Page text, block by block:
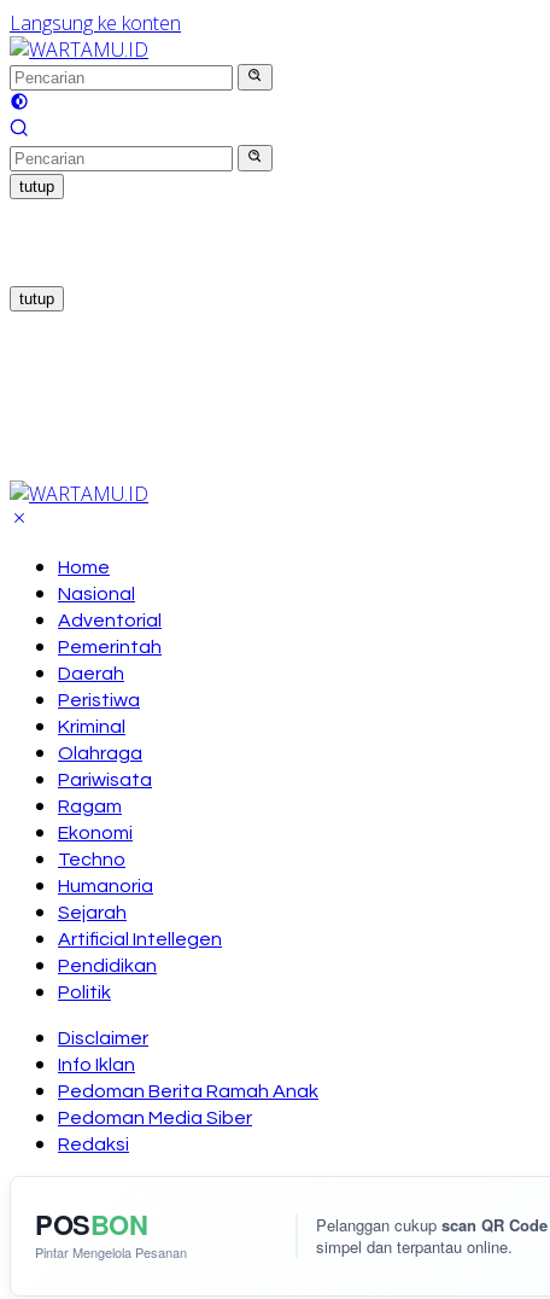
Langsung ke konten
tutup
tutup
Home
Nasional
Adventorial
Pemerintah
Daerah
Peristiwa
Kriminal
Olahraga
Pariwisata
Ragam
Ekonomi
Techno
Humanoria
Sejarah
Artificial Intellegen
Pendidikan
Politik
Disclaimer
Info Iklan
Pedoman Berita Ramah Anak
Pedoman Media Siber
Redaksi
POSBON
Pintar Mengelola Pesanan
Pelanggan cukup scan QR Code
simpel dan terpantau online.